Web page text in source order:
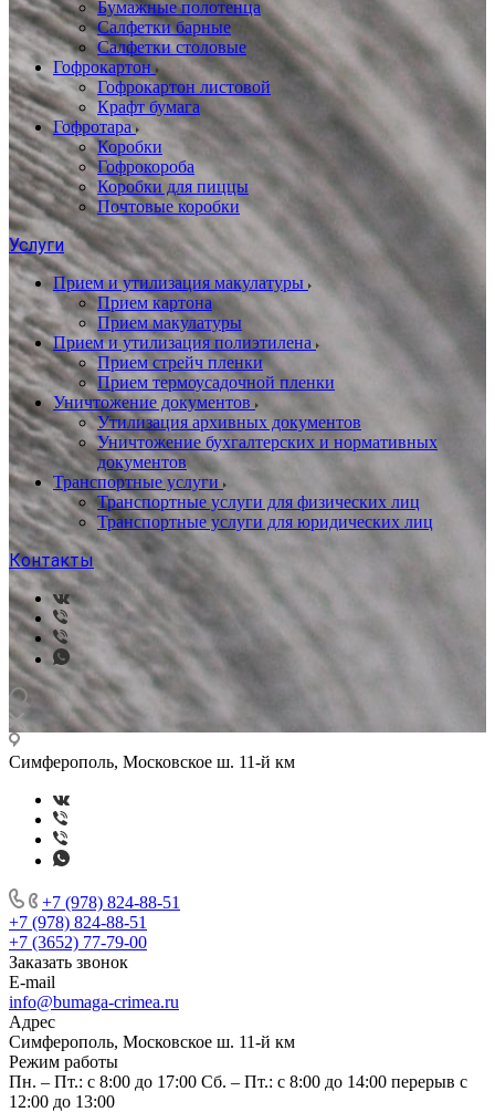
Бумажные полотенца
Салфетки барные
Салфетки столовые
Гофрокартон
Гофрокартон листовой
Крафт бумага
Гофротара
Коробки
Гофрокороба
Коробки для пиццы
Почтовые коробки
Услуги
Прием и утилизация макулатуры
Прием картона
Прием макулатуры
Прием и утилизация полиэтилена
Прием стрейч пленки
Прием термоусадочной пленки
Уничтожение документов
Утилизация архивных документов
Уничтожение бухгалтерских и нормативных
документов
Транспортные услуги
Транспортные услуги для физических лиц
Транспортные услуги для юридических лиц
Контакты
Симферополь, Московское ш. 11-й км
+7 (978) 824-88-51
+7 (978) 824-88-51
+7 (3652) 77-79-00
Заказать звонок
E-mail
info@bumaga-crimea.ru
Адрес
Симферополь, Московское ш. 11-й км
Режим работы
Пн. – Пт.: с 8:00 до 17:00 Сб. – Пт.: с 8:00 до 14:00 перерыв с
12:00 до 13:00